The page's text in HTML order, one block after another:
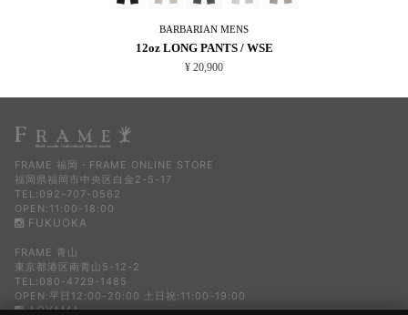
BARBARIAN MENS
12oz LONG PANTS / WSE
¥ 20,900
FRAME 福岡・FRAME ONLINE STORE
福岡県福岡市中央区白金2-5-17
TEL:092-707-0562
OPEN:11:00-18:00
FUKUOKA
FRAME 青山
東京都港区南青山5-12-2
TEL:080-4729-1485
OPEN:平日12:00-20:00 土日祝:11:00-19:00
AOYAMA